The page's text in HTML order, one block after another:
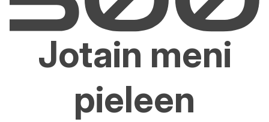
Jotain meni
pieleen